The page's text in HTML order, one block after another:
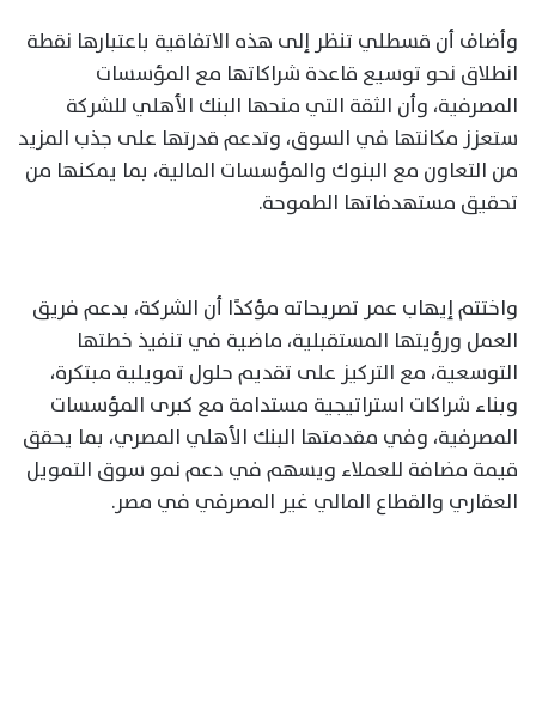
وأضاف أن قسطلي تنظر إلى هذه الاتفاقية باعتبارها نقطة
انطلاق نحو توسيع قاعدة شراكاتها مع المؤسسات
المصرفية، وأن الثقة التي منحها البنك الأهلي للشركة
ستعزز مكانتها في السوق، وتدعم قدرتها على جذب المزيد
من التعاون مع البنوك والمؤسسات المالية، بما يمكنها من
تحقيق مستهدفاتها الطموحة.
واختتم إيهاب عمر تصريحاته مؤكدًا أن الشركة، بدعم فريق
العمل ورؤيتها المستقبلية، ماضية في تنفيذ خطتها
التوسعية، مع التركيز على تقديم حلول تمويلية مبتكرة،
وبناء شراكات استراتيجية مستدامة مع كبرى المؤسسات
المصرفية، وفي مقدمتها البنك الأهلي المصري، بما يحقق
قيمة مضافة للعملاء ويسهم في دعم نمو سوق التمويل
العقاري والقطاع المالي غير المصرفي في مصر.